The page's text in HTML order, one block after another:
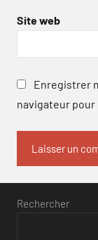
Site web
Enregistrer
navigateur pour
Rechercher